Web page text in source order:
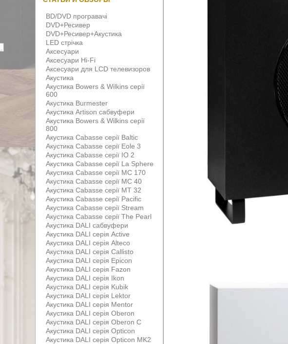
BD/DVD програвачі
DVD+Ресивер
DVD+Ресивер+Акустика
LED стрічка
Аксесуари
Аксесуари Hi-Fi
Аксесуари для LCD телевизоров
Акустика
Акустика Bowers & Wilkins серії
600
Акустика Burmester
Акустика Artison сабвуфери
Акустика Bowers & Wilkins серії
800
Акустика Cabasse серії Baltic
Акустика Cabasse серії Eole 3
Акустика Cabasse серії IO 2
Акустика Cabasse серії La Sphere
Акустика Cabasse серії MC 170
Акустика Cabasse серії MC 40
Акустика Cabasse серії MT 32
Акустика Cabasse серії Pacific
Акустика Cabasse серії Stream
Акустика Cabasse серії The Pearl
Акустика DALI сабвуфери
Акустика DALI серія Active
Акустика DALI серія Alteco
Акустика DALI серія Callisto
Акустика DALI серія Epicon
Акустика DALI серія Fazon
Акустика DALI серія Ikon
Акустика DALI серія Kubik
Акустика DALI серія Lektor
Акустика DALI серія Mentor
Акустика DALI серія Oberon
Акустика DALI серія Oberon С
Акустика DALI серія Opticon
Акустика DALI серія Opticon MK2